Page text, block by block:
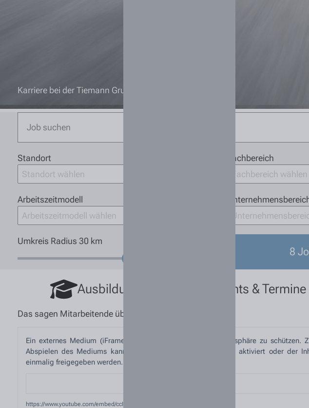
Karriere bei der Tiemann Gruppe
Standort
Standort wählen
Fachbereich
Fachbereich wählen
Arbeitszeitmodell
Arbeitszeitmodell wählen
Umkreis Radius 30 km
8
Ausbildung Events & Termine
Das sagen Mitarbeitende über Tiemann!
Ein externes Medium (iFrame) wurde blockiert, um die Privatsphäre zu schützen.
Abspielen des Mediums kann die Kategorie „Externe Medien“ aktiviert oder der
einmalig freigegeben werden.
https://www.youtube.com/embed/ccIHQD4u0PE?si=cPL-whWhlQTxFf4q